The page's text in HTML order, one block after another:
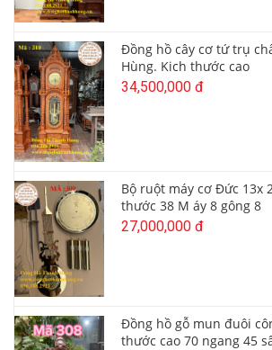
Đồng hồ cây cơ tứ trụ
Hùng. Kich thước cao
34,500,000 đ
Bộ ruột máy cơ Đức 13x
thước 38 M áy 8 gông 8
27,000,000 đ
Đồng hồ gỗ mun đuôi
thước cao 70 ngang 45